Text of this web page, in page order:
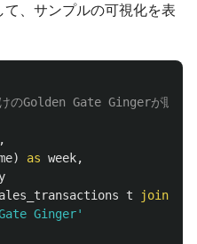
、サンプルの可視化を表
のGolden Gate Gingerが販売
,
) as week,
t join
Ginger'